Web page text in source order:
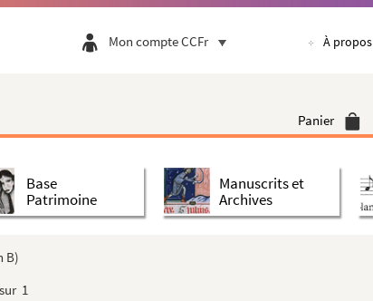
Mon compte CCFr À propos
Panier
Base
Patrimoine
Manuscrits et
Archives
B)
1